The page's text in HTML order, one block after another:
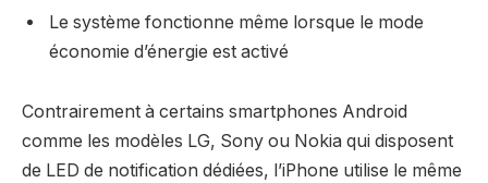
Le système fonctionne même lorsque le mode
économie d’énergie est activé
Contrairement à certains smartphones Android
comme les modèles LG, Sony ou Nokia qui disposent
de LED de notification dédiées, l’iPhone utilise le même